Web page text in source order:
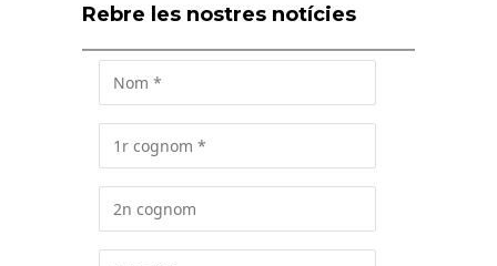
Rebre les nostres notícies